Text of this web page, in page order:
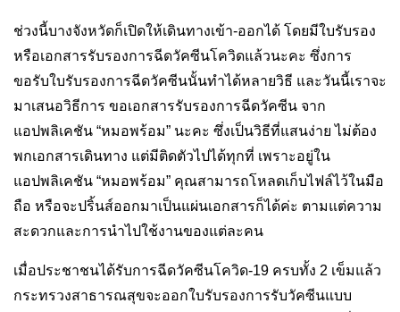
ช่วงนี้บางจังหวัดก็เปิดให้เดินทางเข้า-ออกได้ โดยมีใบรับรอง
หรือเอกสารรับรองการฉีดวัคซีนโควิดแล้วนะคะ ซึ่งการ
ขอรับใบรับรองการฉีดวัคซีนนั้นทำได้หลายวิธี และวันนี้เราจะ
มาเสนอวิธีการ ขอเอกสารรับรองการฉีดวัคซีน จาก
แอปพลิเคชัน “หมอพร้อม” นะคะ ซึ่งเป็นวิธีที่แสนง่าย ไม่ต้อง
พกเอกสารเดินทาง แต่มีติดตัวไปได้ทุกที่ เพราะอยู่ใน
แอปพลิเคชัน “หมอพร้อม” คุณสามารถโหลดเก็บไฟล์ไว้ในมือ
ถือ หรือจะปริ้นส์ออกมาเป็นแผ่นเอกสารก็ได้ค่ะ ตามแต่ความ
สะดวกและการนำไปใช้งานของแต่ละคน
เมื่อประชาชนได้รับการฉีดวัคซีนโควิด-19 ครบทั้ง 2 เข็มแล้ว
กระทรวงสาธารณสุขจะออกใบรับรองการรับวัคซีนแบบ